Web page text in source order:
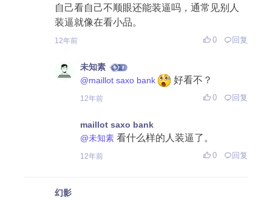
自己看自己不顺眼还能装逼吗，通常见别人
装逼就像在看小品。
12年前 0 回复
未知素
@maillot saxo bank
好看不？
12年前 0 回复
maillot saxo bank
@未知素 看什么样的人装逼了。
12年前 0 回复
幻影